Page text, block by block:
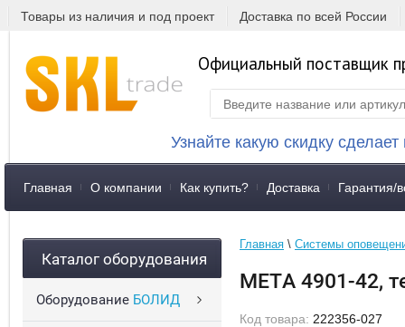
Товары из наличия и под проект Доставка по всей России
Официальный поставщик
Узнайте какую скидку
Главная О компании Как купить? Доставка Гарантия/
Каталог оборудования
Оборудование БОЛИД
Главная \ Системы
МЕТА 4901-42,
Код товара: 222356-027